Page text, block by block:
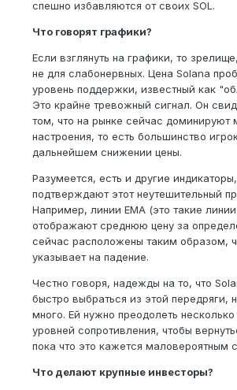
спешно избавляются от своих SOL.
Что говорят графики?
Если взглянуть на графики, то
не для слабонервных. Цена Solana
уровень поддержки, известный как
Это крайне тревожный сигнал. Он
том, что на рынке сейчас доминируют
настроения, то есть большинство
дальнейшем снижении цены.
Разумеется, есть и другие
подтверждают этот неутешительный
Например, линии EMA (это такие
отображают среднюю цену за
сейчас расположены таким образом,
указывает на падение.
Честно говоря, надежды на то, что
быстро выбраться из этой передряги,
много. Ей нужно преодолеть
уровней сопротивления, чтобы
пока что это кажется маловероятным
Что делают крупные инвесторы?